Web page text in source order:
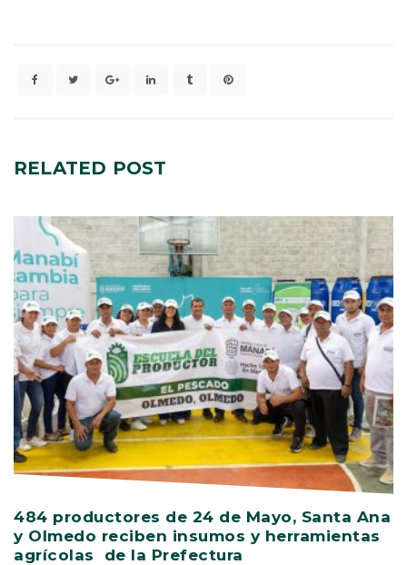
RELATED POST
484 productores de 24 de Mayo, Santa Ana
y Olmedo reciben insumos y herramientas
agrícolas de la Prefectura